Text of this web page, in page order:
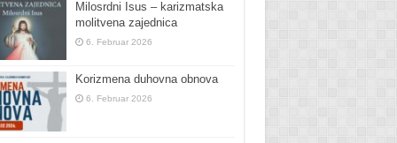
Milosrdni Isus – karizmatska
molitvena zajednica
6. Februar 2026
Korizmena duhovna obnova
6. Februar 2026